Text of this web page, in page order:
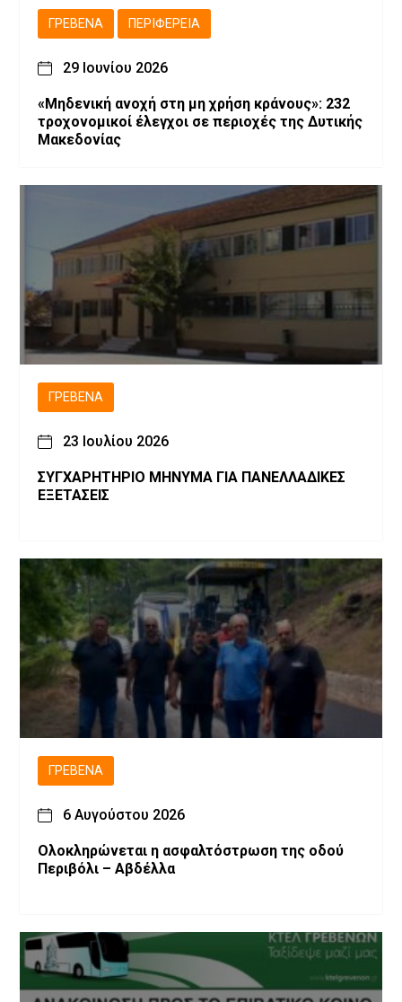
ΓΡΕΒΕΝΆ ΠΕΡΙΦΈΡΕΙΑ
29 Ιουνίου 2026
«Μηδενική ανοχή στη μη χρήση κράνους»: 232
τροχονομικοί έλεγχοι σε περιοχές της Δυτικής
Μακεδονίας
ΓΡΕΒΕΝΆ
23 Ιουλίου 2026
ΣΥΓΧΑΡΗΤΗΡΙΟ ΜΗΝΥΜΑ ΓΙΑ ΠΑΝΕΛΛΑΔΙΚΕΣ
ΕΞΕΤΑΣΕΙΣ
ΓΡΕΒΕΝΆ
6 Αυγούστου 2026
Ολοκληρώνεται η ασφαλτόστρωση της οδού
Περιβόλι – Αβδέλλα